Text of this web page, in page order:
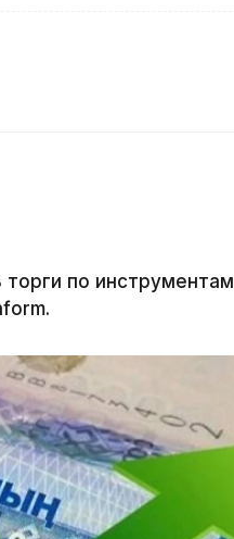
по инструментам